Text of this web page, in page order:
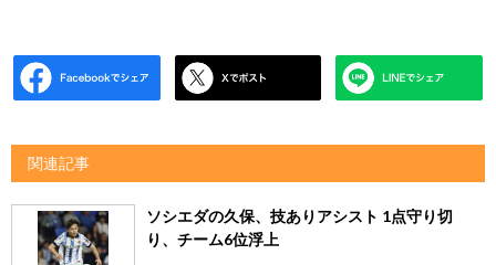
関連記事
ソシエダの久保、技ありアシスト 1点守り切
り、チーム6位浮上